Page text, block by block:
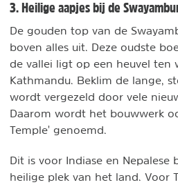
3. Heilige aapjes bij de
De gouden top van de
boven alles uit. Deze oudste
de vallei ligt op een heuvel ten
Kathmandu. Beklim de lange,
wordt vergezeld door vele
Daarom wordt het bouwwerk
Temple' genoemd.
Dit is voor Indiase en Nepalese
heilige plek van het land. Voor